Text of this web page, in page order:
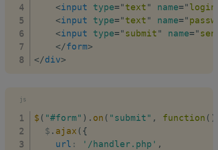
<input type="text " name="login
<input type="text " name="
<input type=" submit " name="
</form>
</div>
js
$ ( "#form" ) . on ( "submit" , function ( )
  $
. ajax ( {
url : '/handler.php' ,